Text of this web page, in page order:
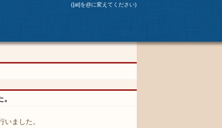
([at]を@に変えてください)
ました。